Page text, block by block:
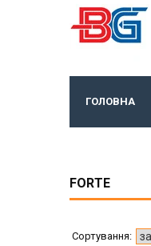
ГОЛОВНА
FORTE